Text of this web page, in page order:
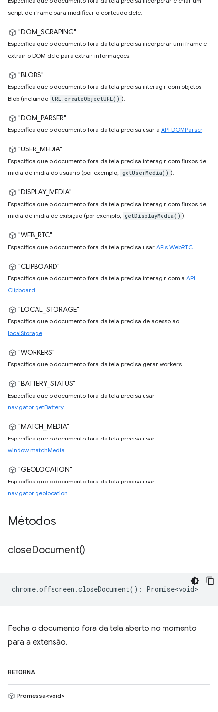
script de iframe para modificar o conteúdo dele.
"DOM_SCRAPING"
Especifica que o documento fora da tela precisa incorporar um iframe e
extrair o DOM dele para extrair informações.
"BLOBS"
Especifica que o documento fora da tela precisa interagir com objetos
Blob (incluindo URL.createObjectURL() ).
"DOM_PARSER"
Especifica que o documento fora da tela precisa usar a API DOMParser.
"USER_MEDIA"
Especifica que o documento fora da tela precisa interagir com fluxos de
mídia de mídia do usuário (por exemplo, getUserMedia() ).
"DISPLAY_MEDIA"
Especifica que o documento fora da tela precisa interagir com fluxos de
mídia de mídia de exibição (por exemplo, getDisplayMedia() ).
"WEB_RTC"
Especifica que o documento fora da tela precisa usar APIs WebRTC.
"CLIPBOARD"
Especifica que o documento fora da tela precisa interagir com a API
Clipboard.
"LOCAL_STORAGE"
Especifica que o documento fora da tela precisa de acesso ao
localStorage.
"WORKERS"
Especifica que o documento fora da tela precisa gerar workers.
"BATTERY_STATUS"
Especifica que o documento fora da tela precisa usar
navigator.getBattery.
"MATCH_MEDIA"
Especifica que o documento fora da tela precisa usar
window.matchMedia.
"GEOLOCATION"
Especifica que o documento fora da tela precisa usar
navigator.geolocation.
Métodos
closeDocument()
chrome.offscreen .closeDocument() : Promise<void>
Fecha o documento fora da tela aberto no momento
para a extensão.
RETORNA
Promessa<void>